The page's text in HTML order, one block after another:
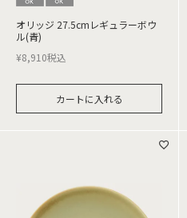
オリッジ 27.5cmレギュラーボウ
ル(青)
¥8,910税込
カートに入れる